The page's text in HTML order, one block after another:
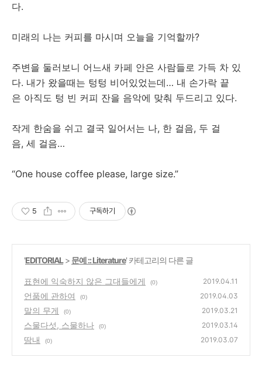
다.
미래의 나는 커피를 마시며 오늘을 기억할까?
주변을 둘러보니 어느새 카페 안은 사람들로 가득 차 있
다. 내가 왔을때는 텅텅 비어있었는데… 내 손가락 끝
은 아직도 텅 빈 커피 잔을 음악에 맞춰 두드리고 있다.
작게 한숨을 쉬고 결국 일어서는 나, 한 걸음, 두 걸
음, 세 걸음…
“One house coffee please, large size.”
5 구독하기
'EDITORIAL> 문예 :: Literature' 카테고리의 다른 글
표현에 익숙하지 않은 그대들에게 (0) 2019.04.11
언품에 관하여 (0) 2019.04.03
말의 무게 (0) 2019.03.21
스물다섯, 스물하나 (0) 2019.03.14
땀내 (0) 2019.03.07